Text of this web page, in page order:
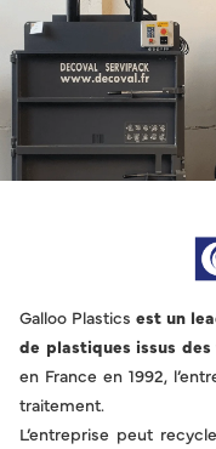
Galloo Plastics est un
de plastiques issus des
en France en 1992,
traitement.
L’entreprise peut